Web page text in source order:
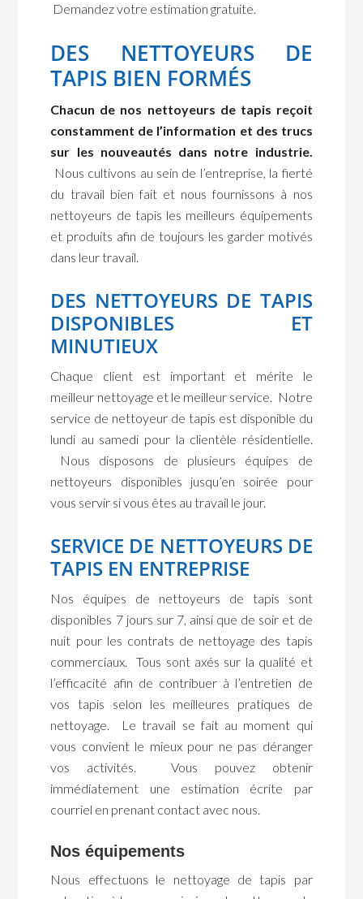
Demandez votre estimation gratuite.
DES NETTOYEURS DE
TAPIS BIEN FORMÉS
Chacun de nos nettoyeurs de tapis reçoit
constamment de l’information et des trucs
sur les nouveautés dans notre industrie.
Nous cultivons au sein de l’entreprise, la fierté
du travail bien fait et nous fournissons à nos
nettoyeurs de tapis les meilleurs équipements
et produits afin de toujours les garder motivés
dans leur travail.
DES NETTOYEURS DE TAPIS
DISPONIBLES ET
MINUTIEUX
Chaque client est important et mérite le
meilleur nettoyage et le meilleur service. Notre
service de nettoyeur de tapis est disponible du
lundi au samedi pour la clientèle résidentielle.
Nous disposons de plusieurs équipes de
nettoyeurs disponibles jusqu’en soirée pour
vous servir si vous êtes au travail le jour.
SERVICE DE NETTOYEURS DE
TAPIS EN ENTREPRISE
Nos équipes de nettoyeurs de tapis sont
disponibles 7 jours sur 7, ainsi que de soir et de
nuit pour les contrats de nettoyage des tapis
commerciaux. Tous sont axés sur la qualité et
l’efficacité afin de contribuer à l’entretien de
vos tapis selon les meilleures pratiques de
nettoyage. Le travail se fait au moment qui
vous convient le mieux pour ne pas déranger
vos activités. Vous pouvez obtenir
immédiatement une estimation écrite par
courriel en prenant contact avec nous.
Nos équipements
Nous effectuons le nettoyage de tapis par